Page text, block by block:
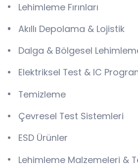
Lehimleme Fırınları
Akıllı Depolama & Lojistik
Dalga & Bölgesel
Elektriksel Test & IC
Temizleme
Çevresel Test Sistemleri
ESD Ürünler
Lehimleme Malzemeleri &